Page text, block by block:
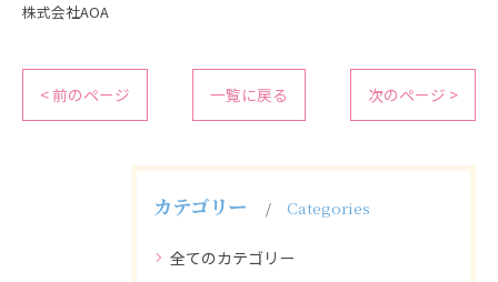
株式会社AOA
< 前のページ 一覧に戻る 次のページ >
カテゴリー Categories
全てのカテゴリー